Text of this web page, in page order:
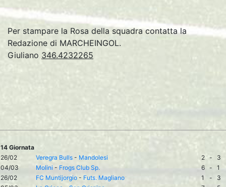
Per stampare la Rosa della squadra contatta la
Redazione di MARCHEINGOL.
Giuliano 346.4232265
14 Giornata
26/02
Veregra Bulls - Mandolesi 2 -
3
04/03
Molini - Frogs Club Sp. 6 -
1
26/02
FC Muntijorgio - Futs. Magliano 1 -
3